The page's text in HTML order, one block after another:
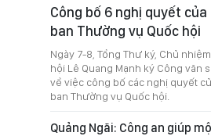
Công bố 6 nghị quyết của
ban Thường vụ Quốc hội
Ngày 7-8, Tổng Thư ký, Chủ
hội Lê Quang Mạnh ký Công văn
về việc công bố các nghị quyết
ban Thường vụ Quốc hội.
Quảng Ngãi: Công an giúp